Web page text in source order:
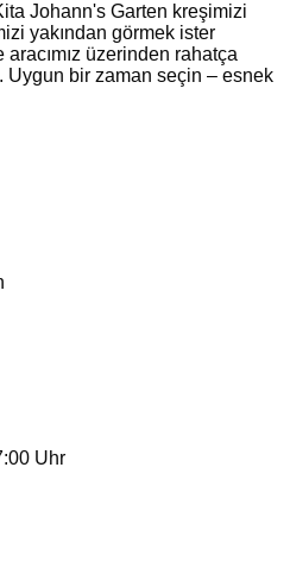
Johann's Garten kreşimizi
yakından görmek ister
üzerinden rahatça
Uygun bir zaman seçin – esnek
Uhr